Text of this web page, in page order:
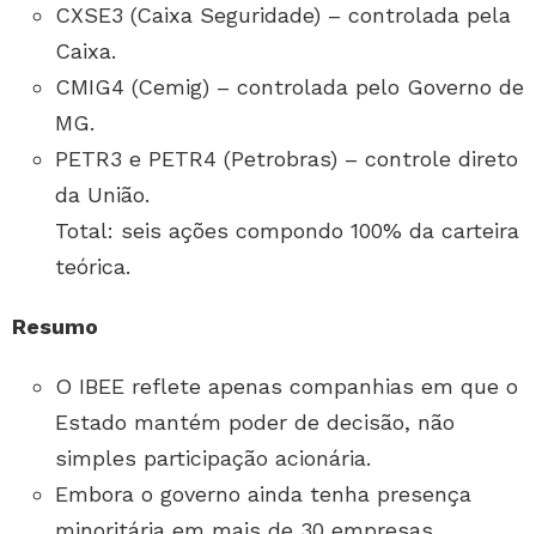
CXSE3 (Caixa Seguridade) – controlada pela
Caixa.
CMIG4 (Cemig) – controlada pelo Governo de
MG.
PETR3 e PETR4 (Petrobras) – controle direto
da União.
Total: seis ações compondo 100% da carteira
teórica.
Resumo
O IBEE reflete apenas companhias em que o
Estado mantém poder de decisão, não
simples participação acionária.
Embora o governo ainda tenha presença